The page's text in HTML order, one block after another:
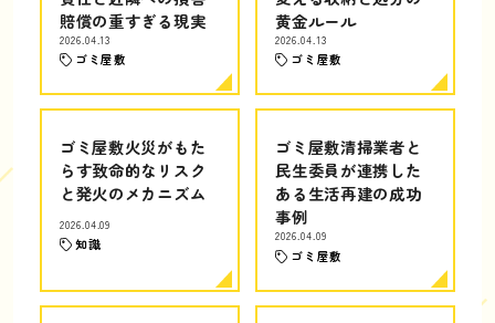
賠償の重すぎる現実
2026.04.13
ゴミ屋敷
黄金ルール
2026.04.13
ゴミ屋敷
ゴミ屋敷火災がもた
らす致命的なリスク
と発火のメカニズム
2026.04.09
知識
ゴミ屋敷清掃業者と
民生委員が連携した
ある生活再建の成功
事例
2026.04.09
ゴミ屋敷